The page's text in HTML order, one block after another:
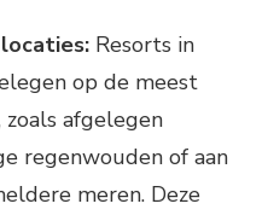
Resorts in
op de meest
afgelegen
regenwouden of aan
meren. Deze